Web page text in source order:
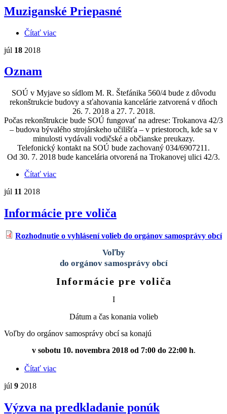
Muziganské Priepasné
Čítať viac
júl 18 2018
Oznam
SOÚ v Myjave so sídlom M. R. Štefánika 560/4 bude z dôvodu
rekonštrukcie budovy a sťahovania kancelárie zatvorená v dňoch
26. 7. 2018 a 27. 7. 2018.
Počas rekonštrukcie bude SOÚ fungovať na adrese: Trokanova 42/3
– budova bývalého strojárskeho učilišťa – v priestoroch, kde sa v
minulosti vydávali vodičské a občianske preukazy.
Telefonický kontakt na SOÚ bude zachovaný 034/6907211.
Od 30. 7. 2018 bude kancelária otvorená na Trokanovej ulici 42/3.
Čítať viac
júl 11 2018
Informácie pre voliča
Rozhodnutie o vyhlásení volieb do orgánov samosprávy obcí
Voľby
do orgánov samosprávy obcí
Informácie pre voliča
I
Dátum a čas konania volieb
Voľby do orgánov samosprávy obcí sa konajú
v sobotu 10. novembra 2018 od 7:00 do 22:00 h.
Čítať viac
júl 9 2018
Výzva na predkladanie ponúk